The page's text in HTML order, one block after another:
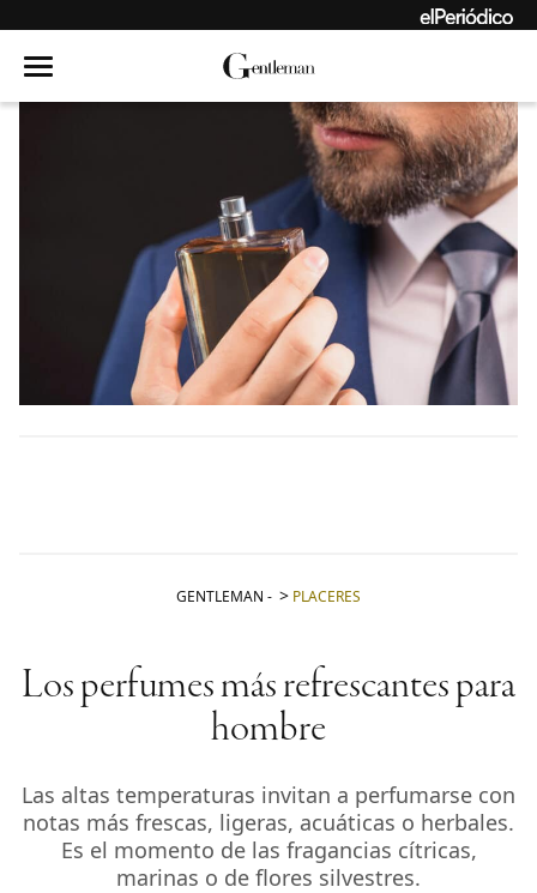
GENTLEMAN - PLACERES
Los perfumes más refrescantes para
hombre
Las altas temperaturas invitan a perfumarse con
notas más frescas, ligeras, acuáticas o herbales.
Es el momento de las fragancias cítricas,
marinas o de flores silvestres.